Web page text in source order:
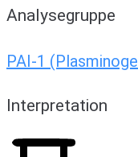
Analysegruppe
PAI-1
Interpretation